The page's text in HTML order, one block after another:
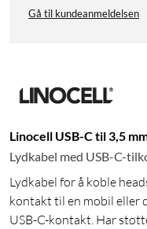
Gå til kundeanmeldelsen
Linocell USB-C til 3,5
Lydkabel med USB-C-
Lydkabel for å koble
kontakt til en mobil eller
USB-C-kontakt. Har